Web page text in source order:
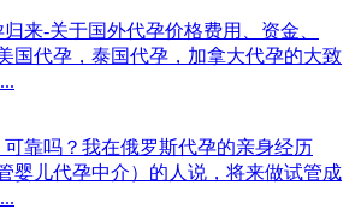
来-关于国外代孕价格费用、资金、
国代孕，泰国代孕，加拿大代孕的大致
靠吗？我在俄罗斯代孕的亲身经历
婴儿代孕中介）的人说，将来做试管成